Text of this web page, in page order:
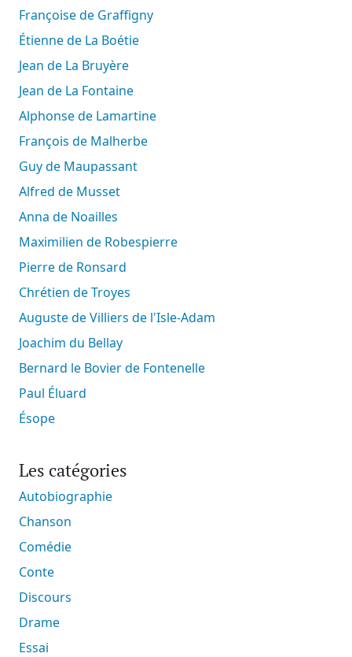
Françoise de Graffigny
Étienne de La Boétie
Jean de La Bruyère
Jean de La Fontaine
Alphonse de Lamartine
François de Malherbe
Guy de Maupassant
Alfred de Musset
Anna de Noailles
Maximilien de Robespierre
Pierre de Ronsard
Chrétien de Troyes
Auguste de Villiers de l'Isle-Adam
Joachim du Bellay
Bernard le Bovier de Fontenelle
Paul Éluard
Ésope
Les catégories
Autobiographie
Chanson
Comédie
Conte
Discours
Drame
Essai